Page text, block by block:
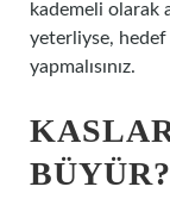
kademeli olarak
yeterliyse, hedef
yapmalısınız.
BÜYÜR?